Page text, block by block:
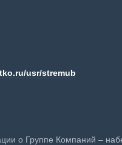
usr/stremub
о Группе Компаний –